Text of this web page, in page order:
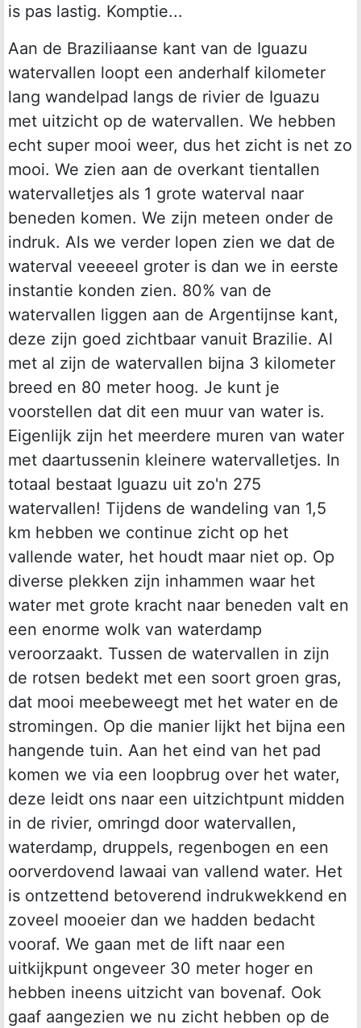
is pas lastig. Komptie...
Aan de Braziliaanse kant van de Iguazu
watervallen loopt een anderhalf kilometer
lang wandelpad langs de rivier de Iguazu
met uitzicht op de watervallen. We hebben
echt super mooi weer, dus het zicht is net zo
mooi. We zien aan de overkant tientallen
watervalletjes als 1 grote waterval naar
beneden komen. We zijn meteen onder de
indruk. Als we verder lopen zien we dat de
waterval veeeeel groter is dan we in eerste
instantie konden zien. 80% van de
watervallen liggen aan de Argentijnse kant,
deze zijn goed zichtbaar vanuit Brazilie. Al
met al zijn de watervallen bijna 3 kilometer
breed en 80 meter hoog. Je kunt je
voorstellen dat dit een muur van water is.
Eigenlijk zijn het meerdere muren van water
met daartussenin kleinere watervalletjes. In
totaal bestaat Iguazu uit zo'n 275
watervallen! Tijdens de wandeling van 1,5
km hebben we continue zicht op het
vallende water, het houdt maar niet op. Op
diverse plekken zijn inhammen waar het
water met grote kracht naar beneden valt en
een enorme wolk van waterdamp
veroorzaakt. Tussen de watervallen in zijn
de rotsen bedekt met een soort groen gras,
dat mooi meebeweegt met het water en de
stromingen. Op die manier lijkt het bijna een
hangende tuin. Aan het eind van het pad
komen we via een loopbrug over het water,
deze leidt ons naar een uitzichtpunt midden
in de rivier, omringd door watervallen,
waterdamp, druppels, regenbogen en een
oorverdovend lawaai van vallend water. Het
is ontzettend betoverend indrukwekkend en
zoveel mooeier dan we hadden bedacht
vooraf. We gaan met de lift naar een
uitkijkpunt ongeveer 30 meter hoger en
hebben ineens uitzicht van bovenaf. Ook
gaaf aangezien we nu zicht hebben op de